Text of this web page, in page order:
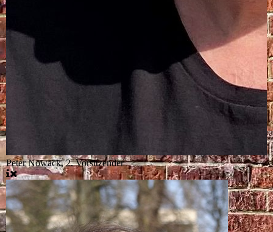
Peter Nowack, 2. Vorsitzender